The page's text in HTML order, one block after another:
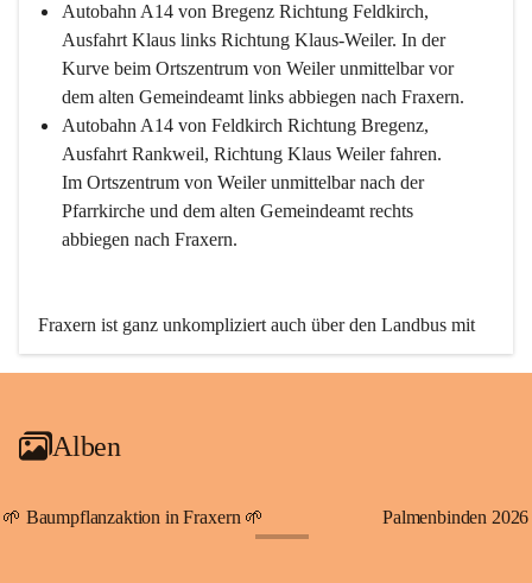
Autobahn A14 von Bregenz Richtung Feldkirch,
Ausfahrt Klaus links Richtung Klaus-Weiler. In der
Kurve beim Ortszentrum von Weiler unmittelbar vor
dem alten Gemeindeamt links abbiegen nach Fraxern.
Autobahn A14 von Feldkirch Richtung Bregenz,
Ausfahrt Rankweil, Richtung Klaus Weiler fahren.
Im Ortszentrum von Weiler unmittelbar nach der
Pfarrkirche und dem alten Gemeindeamt rechts
abbiegen nach Fraxern.
Fraxern ist ganz unkompliziert auch über den Landbus mit
den öffentlichen Verkehrsmitteln zu erreichen. Die Linie
An Samstagen, Sonn- und Feiertagen können Sie bequem
persönlichen Linienbus zur gewünschten Zeit zu Ihrer
Haltestelle bestellen. Sowohl von Weiler kommend nach
Alben
🌱 Baumpflanzaktion in Fraxern 🌱 Palmenbinden 2026